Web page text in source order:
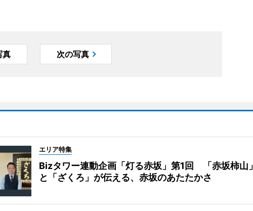
真 次の写真
エリア特集
Bizタワー連動企画「灯る赤坂」第1回 「赤坂柿山」
と「ざくろ」が伝える、赤坂のあたたかさ